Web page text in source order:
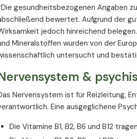
Empfohlene Tagesdosis:1 Kapsel
Inhalt pro Tagesdosis
- Valerensäure
gesundheitsbezogenen Angaben
bewertet. Aufgrund der
jedoch hinreichend
Mineralstoffen wurden von der
untersucht und
&
Nervensystem ist für Reizleitung,
Eine ausgeglichene
Die Vitamine B1, B2, B6 und B12